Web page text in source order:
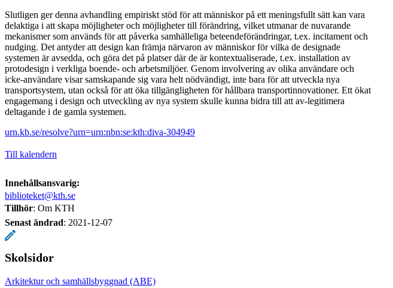
Slutligen ger denna avhandling empiriskt stöd för att människor på ett meningsfullt sätt kan vara
delaktiga i att skapa möjligheter och möjligheter till förändring, vilket utmanar de nuvarande
mekanismer som används för att påverka samhälleliga beteendeförändringar, t.ex. incitament och
nudging. Det antyder att design kan främja närvaron av människor för vilka de designade
systemen är avsedda, och göra det på platser där de är kontextualiserade, t.ex. installation av
protodesign i verkliga boende- och arbetsmiljöer. Genom involvering av olika användare och
icke-användare visar samskapande sig vara helt nödvändigt, inte bara för att utveckla nya
transportsystem, utan också för att öka tillgängligheten för hållbara transportinnovationer. Ett ökat
engagemang i design och utveckling av nya system skulle kunna bidra till att av-legitimera
deltagande i de gamla systemen.
urn.kb.se/resolve?urn=urn:nbn:se:kth:diva-304949
Till kalendern
Innehållsansvarig:
biblioteket@kth.se
Tillhör: Om KTH
Senast ändrad: 2021-12-07
Skolsidor
Arkitektur och samhällsbyggnad (ABE)